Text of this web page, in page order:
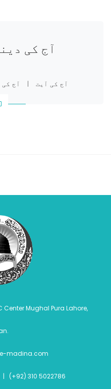
آج کی
آج کی آیت | آج
Center Mughal Pura Lahore,
madina.com
(+92) 310 5022786